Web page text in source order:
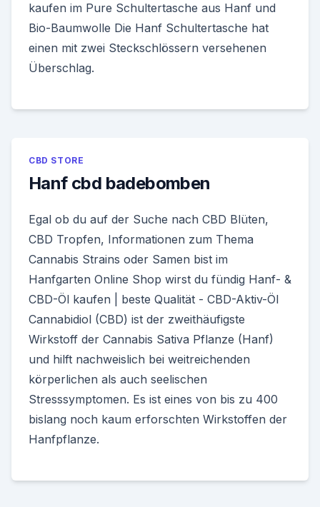
kaufen im Pure Schultertasche aus Hanf und
Bio-Baumwolle Die Hanf Schultertasche hat
einen mit zwei Steckschlössern versehenen
Überschlag.
CBD STORE
Hanf cbd badebomben
Egal ob du auf der Suche nach CBD Blüten,
CBD Tropfen, Informationen zum Thema
Cannabis Strains oder Samen bist im
Hanfgarten Online Shop wirst du fündig Hanf- &
CBD-Öl kaufen | beste Qualität - CBD-Aktiv-Öl
Cannabidiol (CBD) ist der zweithäufigste
Wirkstoff der Cannabis Sativa Pflanze (Hanf)
und hilft nachweislich bei weitreichenden
körperlichen als auch seelischen
Stresssymptomen. Es ist eines von bis zu 400
bislang noch kaum erforschten Wirkstoffen der
Hanfpflanze.